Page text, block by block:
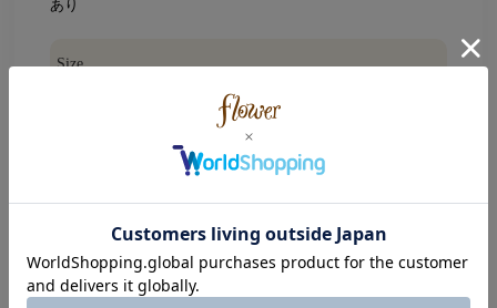
あり
Size
袖幅：26.5cm
袖口ゴム幅：8.5～18cm(伸縮します)
袖口フレア幅：23.5cm